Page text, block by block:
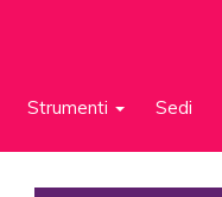
Strumenti Sedi